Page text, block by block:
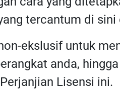
tercantum di
ekslusif untuk
anda,
Lisensi ini.